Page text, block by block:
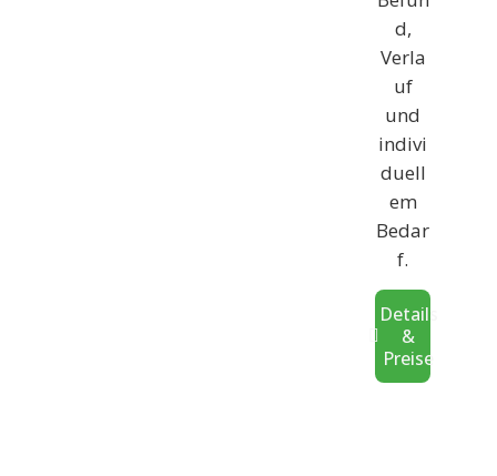
d,
Verla
uf
und
indivi
duell
em
Bedar
f.
Details
&
Preise